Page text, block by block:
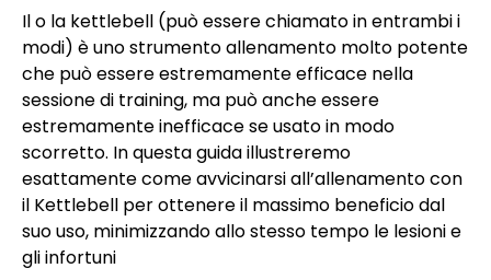
Il o la kettlebell (può essere chiamato in entrambi i
modi) è uno strumento allenamento molto potente
che può essere estremamente efficace nella
sessione di training, ma può anche essere
estremamente inefficace se usato in modo
scorretto. In questa guida illustreremo
esattamente come avvicinarsi all’allenamento con
il Kettlebell per ottenere il massimo beneficio dal
suo uso, minimizzando allo stesso tempo le lesioni e
gli infortuni